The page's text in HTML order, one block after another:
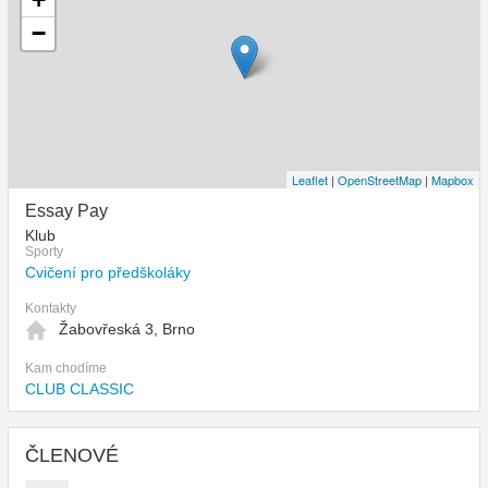
−
Leaflet | OpenStreetMap | Mapbox
Essay Pay
Klub
Sporty
Cvičení pro předškoláky
Kontakty
Žabovřeská 3, Brno
Kam chodíme
CLUB CLASSIC
ČLENOVÉ